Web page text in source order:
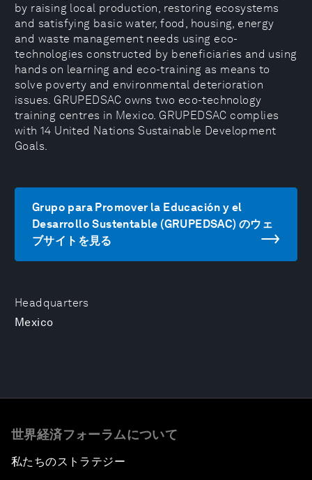
Headquarters
Mexico
by raising local production, restoring ecosystems
and satisfying basic water, food, housing, energy
and waste management needs using eco-
technologies constructed by beneficiaries and using
hands on learning and eco-training as means to
solve poverty and environmental deterioration
issues. GRUPEDSAC owns two eco-technology
training centres in Mexico. GRUPEDSAC complies
with 14 United Nations Sustainable Development
Goals.
Grupo para Promover la Educación y el
Desarrollo Sustentable (GRUPEDSAC) のウェ
ブサイトを見る
世界経済フォーラムについて
私たちのストラテジー